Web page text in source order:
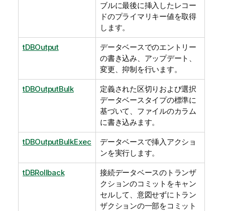
ブルに最後に挿入したレコー
ドのプライマリキー値を取得
します。
tDBOutput
データベースでのエントリー
の書き込み、アップデート、
変更、抑制を行います。
tDBOutputBulk
定義された区切りおよび選択
データベースタイプの標準に
基づいて、ファイルのカラム
に書き込みます。
tDBOutputBulkExec
データベースで挿入アクショ
ンを実行します。
tDBRollback
接続データベースのトランザ
クションのコミットをキャン
セルして、意図せずにトラン
ザクションの一部をコミット